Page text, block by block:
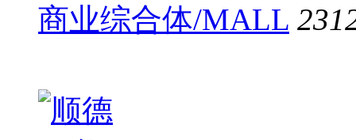
商业综合体/MALL